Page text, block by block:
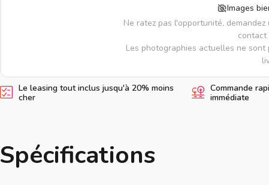
Images
Ne ratez pas l'opportunité,
contact
Les photographies actuelles ne
Le leasing tout inclus jusqu'à 20% moins
cher
Commande
immédiate
Spécifications